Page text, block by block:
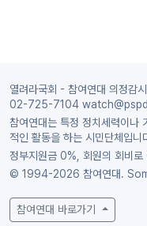
열려라국회 - 참여연대 의정감
02-725-7104
참여연대는 특정 정치세력이나
적인 활동을 하는 시민단체입니
정부지원금 0%, 회원의 회비로
© 1994-2026 참여연대.
참여연대 바로가기